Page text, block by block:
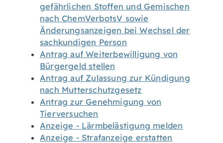
gefährlichen Stoffen und Gemischen
nach ChemVerbotsV sowie
Änderungsanzeigen bei Wechsel der
sachkundigen Person
Antrag auf Weiterbewilligung von
Bürgergeld stellen
Antrag auf Zulassung zur Kündigung
nach Mutterschutzgesetz
Antrag zur Genehmigung von
Tierversuchen
Anzeige - Lärmbelästigung melden
Anzeige - Strafanzeige erstatten